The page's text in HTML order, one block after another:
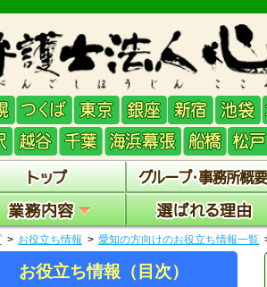
お役立ち情報 愛知の方向けのお役立ち情報一覧
お役立ち情報（目次）